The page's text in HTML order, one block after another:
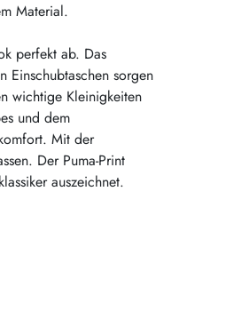
Material.
perfekt ab. Das
Einschubtaschen sorgen
wichtige Kleinigkeiten
und dem
Mit der
Der Puma-Print
auszeichnet.